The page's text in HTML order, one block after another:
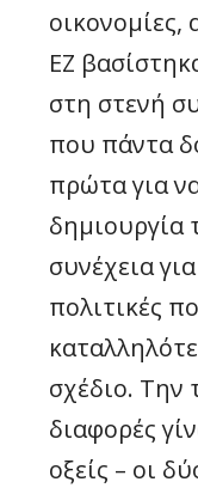
οικονομίες,
ΕΖ
στη στενή
που πάντα
πρώτα για
δημιουργία
συνέχεια
πολιτικές
σχέδιο. Την
διαφορές
οξείς – οι